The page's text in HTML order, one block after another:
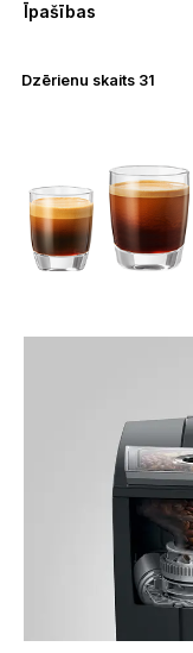
Īpašības